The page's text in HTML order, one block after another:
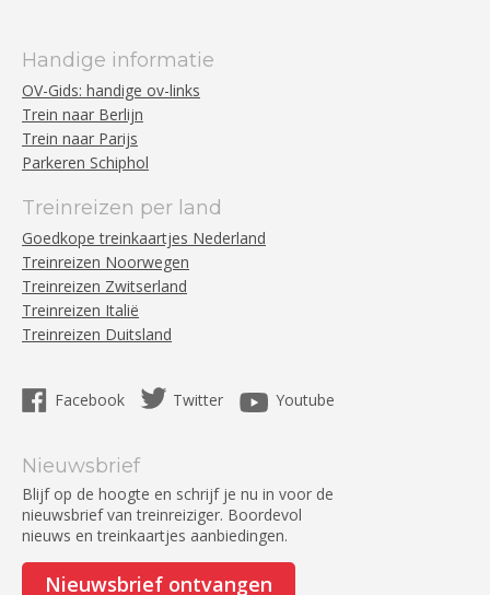
Handige informatie
OV-Gids: handige ov-links
Trein naar Berlijn
Trein naar Parijs
Parkeren Schiphol
Treinreizen per land
Goedkope treinkaartjes Nederland
Treinreizen Noorwegen
Treinreizen Zwitserland
Treinreizen Italië
Treinreizen Duitsland
Facebook Twitter Youtube
Nieuwsbrief
Blijf op de hoogte en schrijf je nu in voor de
nieuwsbrief van treinreiziger. Boordevol
nieuws en treinkaartjes aanbiedingen.
Nieuwsbrief ontvangen